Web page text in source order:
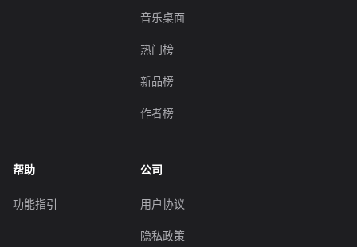
音乐桌面
热门榜
新品榜
作者榜
帮助
功能指引
公司
用户协议
隐私政策